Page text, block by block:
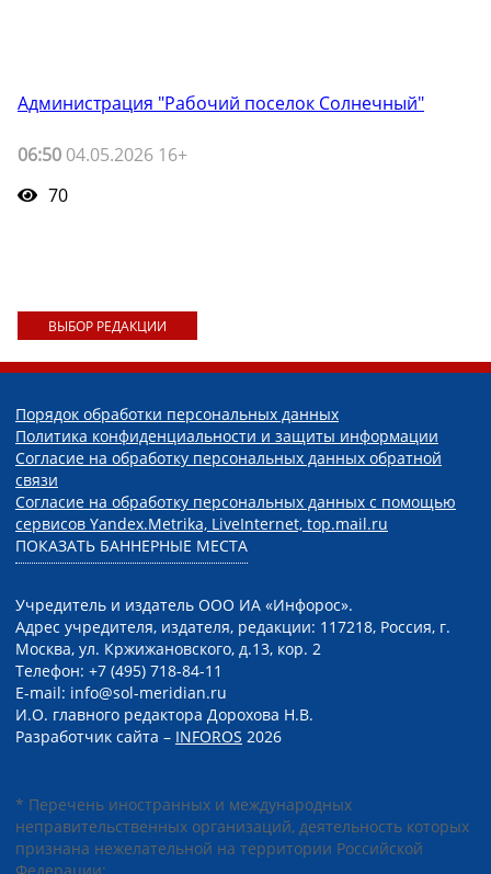
Администрация "Рабочий поселок Солнечный"
06:50 04.05.2026 16+
70
ВЫБОР РЕДАКЦИИ
Порядок обработки персональных данных
Политика конфиденциальности и защиты информации
Согласие на обработку персональных данных обратной
связи
Согласие на обработку персональных данных с помощью
сервисов Yandex.Metrika, LiveInternet, top.mail.ru
ПОКАЗАТЬ БАННЕРНЫЕ МЕСТА
Учредитель и издатель ООО ИА «Инфорос».
Адрес учредителя, издателя, редакции: 117218, Россия, г.
Москва, ул. Кржижановского, д.13, кор. 2
Телефон: +7 (495) 718-84-11
E-mail: info@sol-meridian.ru
И.О. главного редактора Дорохова Н.В.
Разработчик сайта – INFOROS 2026
* Перечень иностранных и международных
неправительственных организаций, деятельность которых
признана нежелательной на территории Российской
Федерации: